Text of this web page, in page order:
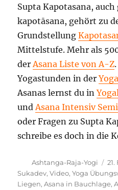
Supta Kapotasana,
kapotāsana, gehört zu
Grundstellung
Mittelstufe. Mehr als
derAsana Liste von A-Z
Yogastunden in der
Asanas lernst du in
undAsana Intensiv
oder Fragen zu Supta
schreibe es doch in die
Autor
Ashtanga-Raja-Yogi
am
Sukadev,Video,Yoga
Liegen,Asana in Bauchlage,